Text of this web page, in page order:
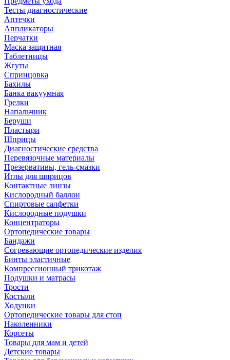
Тесты диагностические
Аптечки
Аппликаторы
Перчатки
Маска защитная
Таблетницы
Жгуты
Спринцовка
Бахилы
Банка вакуумная
Грелки
Напальчник
Беруши
Пластыри
Шприцы
Диагностические средства
Перевязочные материалы
Презервативы, гель-смазки
Иглы для шприцов
Контактные линзы
Кислородный баллон
Спиртовые салфетки
Кислородные подушки
Концентраторы
Ортопедические товары
Бандажи
Согревающие ортопедические изделия
Бинты эластичные
Компрессионный трикотаж
Подушки и матрасы
Трости
Костыли
Ходунки
Ортопедические товары для стоп
Наколенники
Корсеты
Товары для мам и детей
Детские товары